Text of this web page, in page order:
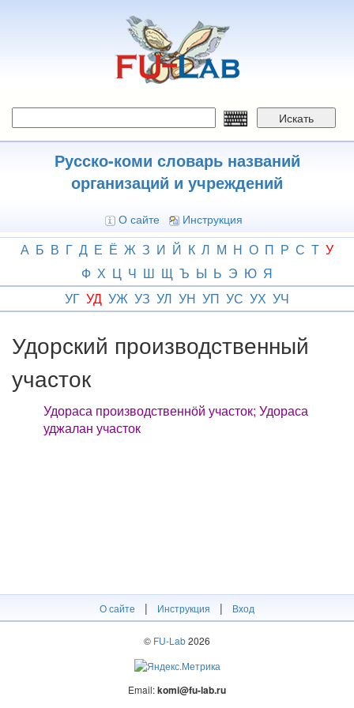
Искать
Русско-коми словарь названий
организаций и учреждений
О сайте Инструкция
А Б В Г Д Е Ё Ж З И Й К Л М Н О П Р С Т У
Ф Х Ц Ч Ш Щ Ъ Ы Ь Э Ю Я
УГ УД УЖ УЗ УЛ УН УП УС УХ УЧ
Удорский производственный
участок
Удораса производственнӧй участок; Удораса
уджалан участок
О сайте | Инструкция | Вход
© FU-Lab2026
Email:komi@fu-lab.ru